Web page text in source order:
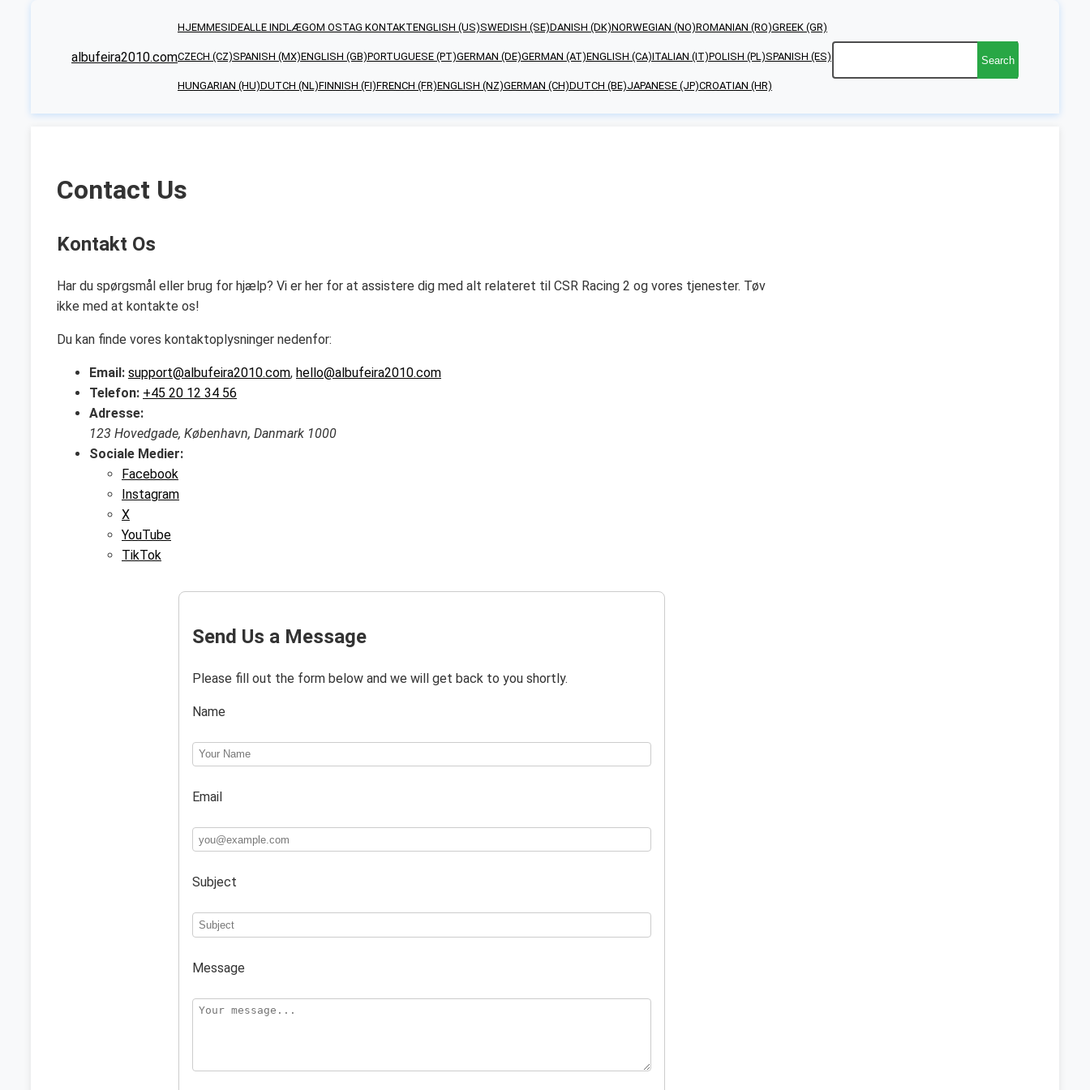
albufeira2010.com
HJEMMESIDEALLE INDLÆGOM OSTAG KONTAKTENGLISH (US)SWEDISH (SE)DANISH (DK)NORWEGIAN (NO)ROMANIAN (RO)GREEK (GR)
CZECH (CZ)SPANISH (MX)ENGLISH (GB)PORTUGUESE (PT)GERMAN (DE)GERMAN (AT)ENGLISH (CA)ITALIAN (IT)POLISH (PL)SPANISH (ES)
HUNGARIAN (HU)DUTCH (NL)FINNISH (FI)FRENCH (FR)ENGLISH (NZ)GERMAN (CH)DUTCH (BE)JAPANESE (JP)CROATIAN (HR)
Search
Contact Us
Kontakt Os
Har du spørgsmål eller brug for hjælp? Vi er her for at assistere dig med alt relateret til CSR Racing 2 og vores tjenester. Tøv
ikke med at kontakte os!
Du kan finde vores kontaktoplysninger nedenfor:
Email: support@albufeira2010.com, hello@albufeira2010.com
Telefon: +45 20 12 34 56
Adresse:
123 Hovedgade, København, Danmark 1000
Sociale Medier:
Facebook
Instagram
X
YouTube
TikTok
Send Us a Message
Please fill out the form below and we will get back to you shortly.
Name
Email
Subject
Message